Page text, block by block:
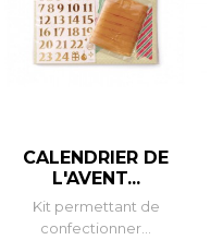
CALENDRIER DE
L'AVENT...
Kit permettant de
confectionner...